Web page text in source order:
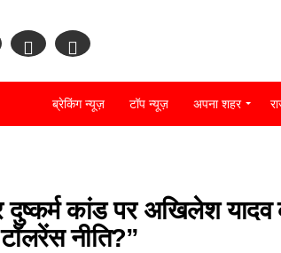
ब्रेकिंग न्यूज़ टॉप न्यूज़ अपना शहर
दुष्कर्म कांड पर अखिलेश यादव
नीति?”